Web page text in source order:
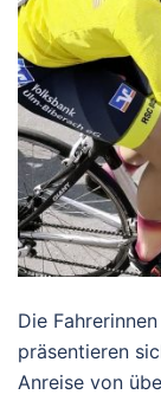
Die
präsentieren
Anreise von